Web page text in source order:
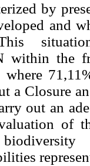
by
and
within the
where
a Closure
out an
of